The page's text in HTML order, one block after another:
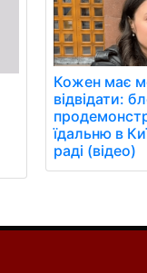
Кожен має
відвідати:
їдальню в
раді (відео)